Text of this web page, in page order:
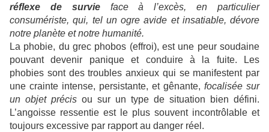
réflexe de survieface à l’excès, en particulier
consumériste, qui, tel un ogre avide et insatiable, dévore
notre planète et notre humanité.
La phobie, du grec phobos (effroi), est une peur soudaine
pouvant devenir panique et conduire à la fuite. Les
phobies sont des troubles anxieux qui se manifestent par
une crainte intense, persistante, et gênante, focalisée sur
un objet précis ou sur un type de situation bien défini.
L’angoisse ressentie est le plus souvent incontrôlable et
toujours excessive par rapport au danger réel.